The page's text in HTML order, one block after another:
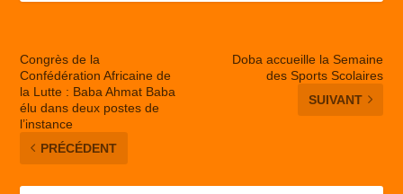
Congrès de la
Confédération Africaine de
la Lutte : Baba Ahmat Baba
élu dans deux postes de
l’instance
PRÉCÉDENT
Doba accueille la Semaine
des Sports Scolaires
SUIVANT